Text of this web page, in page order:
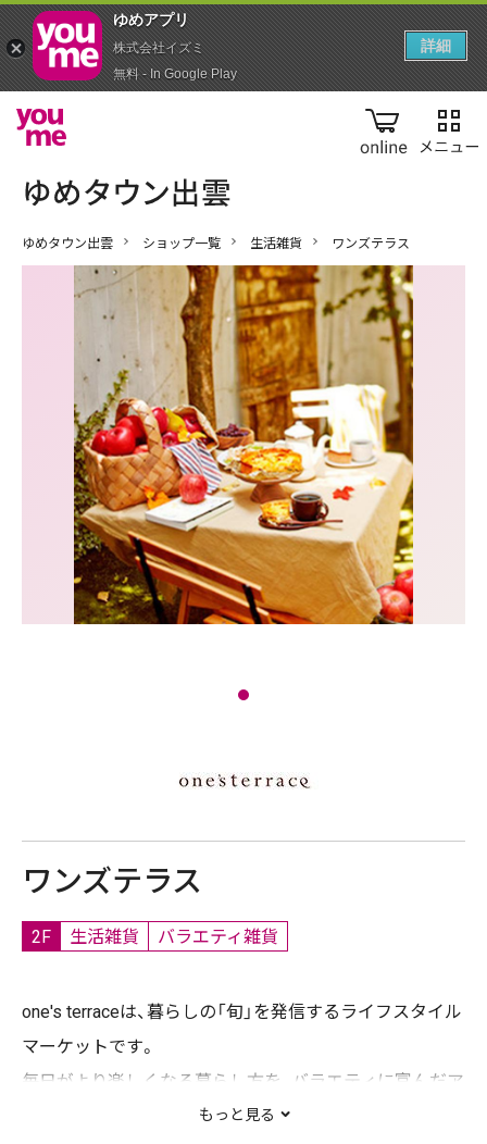
online
ゆめタウン出雲 ショップ一覧 生活雑貨 ワンズテラス
ワンズテラス
2F 生活雑貨 バラエティ雑貨
one's terraceは、暮らしの「旬」を発信するライフスタイル
マーケットです。
毎日がより楽しくなる暮らし方を、バラエティに富んだア
イテムでご提案いたします。
もっと見る
ゆめアプ‪リ‬
株式会社イズミ
無料 - In Google Play
詳細